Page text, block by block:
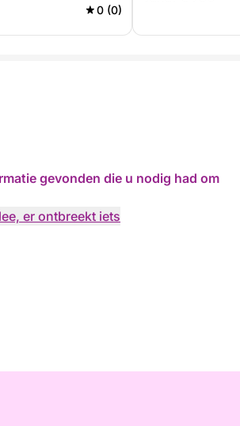
0 (0)
gevonden die u nodig had om
er ontbreekt iets